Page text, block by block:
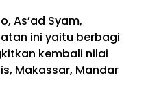
As’ad Syam,
ini yaitu berbagi
kembali nilai
Makassar, Mandar